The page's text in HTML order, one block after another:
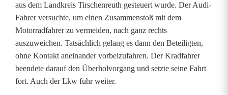
r
:
M
o
t
aus dem Landkreis Tirschenreuth gesteuert wurde. Der Audi-
Fahrer versuchte, um einen Zusammenstoß mit dem
Motorradfahrer zu vermeiden, nach ganz rechts
auszuweichen. Tatsächlich gelang es dann den Beteiligten,
ohne Kontakt aneinander vorbeizufahren. Der Kradfahrer
beendete darauf den Überholvorgang und setzte seine Fahrt
fort. Auch der Lkw fuhr weiter.